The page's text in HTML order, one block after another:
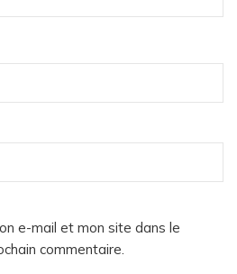
e-mail et mon site dans le
commentaire.